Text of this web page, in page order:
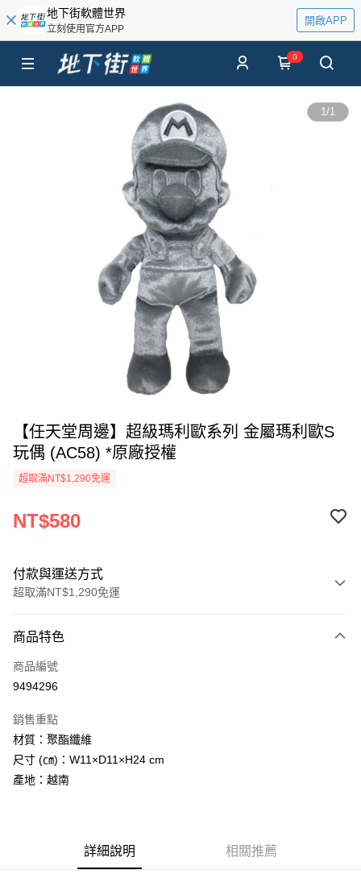
地下街軟體世界
立刻使用官方APP
開啟APP
0
1/1
【任天堂周邊】超級瑪利歐系列 金屬瑪利歐S
玩偶 (AC58) *原廠授權
超取滿NT$1,290免運
NT$580
付款與運送方式
超取滿NT$1,290免運
信用卡一次付款
超商取貨付款
Apple Pay
街口支付
商品特色
商品編號
9494296
銷售重點
材質：聚酯纖維
尺寸 (㎝)：W11×D11×H24 cm
產地：越南
詳細說明 相關推薦